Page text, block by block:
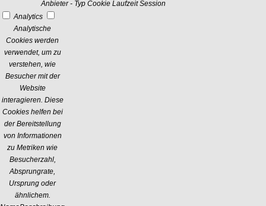
Anbieter - Typ Cookie Laufzeit Session
Analytics
Analytische
Cookies werden
verwendet, um zu
verstehen, wie
Besucher mit der
Website
interagieren. Diese
Cookies helfen bei
der Bereitstellung
von Informationen
zu Metriken wie
Besucherzahl,
Absprungrate,
Ursprung oder
ähnlichem.